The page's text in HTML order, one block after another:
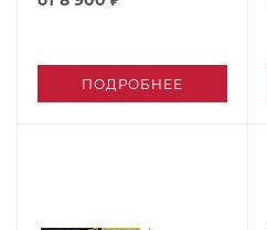
ПОДРОБНЕЕ